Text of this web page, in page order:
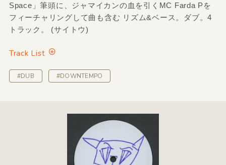
Space」筆頭に、ジャマイカンの血を引くMC Farda Pを
フィーチャリングして曲も含む リズム&ベース。ダブ。4
トラック。 (サイトウ)
Track List
#DUB #DOWNTEMPO